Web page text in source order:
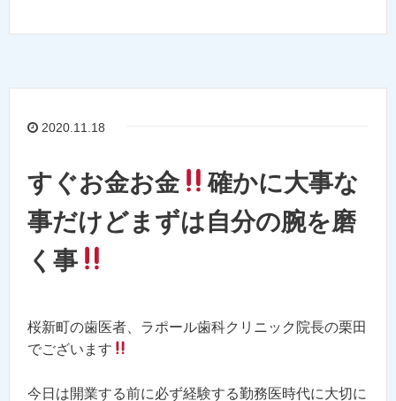
2020.11.18
すぐお金お金
確かに大事な
事だけどまずは自分の腕を磨
く事
桜新町の歯医者、ラポール歯科クリニック院長の栗田
でございます
今日は開業する前に必ず経験する勤務医時代に大切に